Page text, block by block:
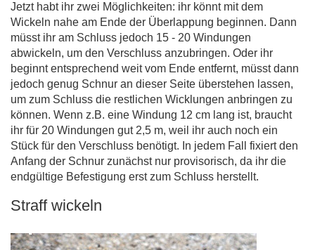
Jetzt habt ihr zwei Möglichkeiten: ihr könnt mit dem
Wickeln nahe am Ende der Überlappung beginnen. Dann
müsst ihr am Schluss jedoch 15 - 20 Windungen
abwickeln, um den Verschluss anzubringen. Oder ihr
beginnt entsprechend weit vom Ende entfernt, müsst dann
jedoch genug Schnur an dieser Seite überstehen lassen,
um zum Schluss die restlichen Wicklungen anbringen zu
können. Wenn z.B. eine Windung 12 cm lang ist, braucht
ihr für 20 Windungen gut 2,5 m, weil ihr auch noch ein
Stück für den Verschluss benötigt. In jedem Fall fixiert den
Anfang der Schnur zunächst nur provisorisch, da ihr die
endgültige Befestigung erst zum Schluss herstellt.
Straff wickeln